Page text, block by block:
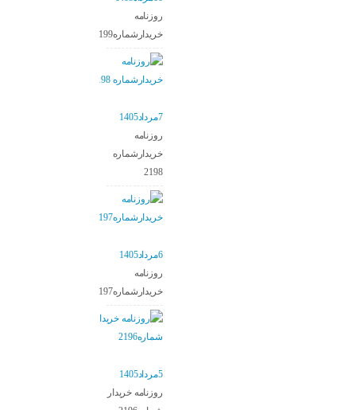
روزنامه
خریدارشماره2199
7مرداد1405
روزنامه
خریدارشماره
2198
6مرداد1405
روزنامه
خریدارشماره2197
5مرداد1405
روزنامه خریدار